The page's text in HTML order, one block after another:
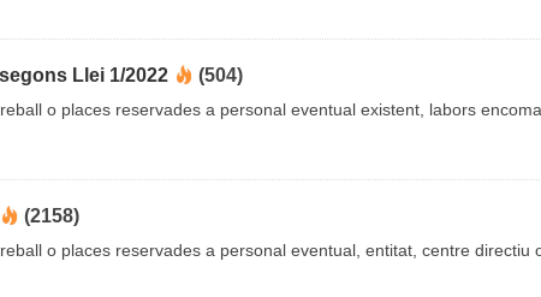
Llei 1/2022 (504)
o places reservades a personal eventual existent, labors
(2158)
o places reservades a personal eventual, entitat, centre